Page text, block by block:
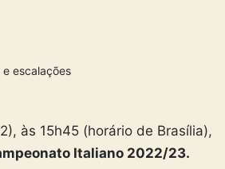
escalações
às 15h45 (horário de Brasília),
Italiano 2022/23.